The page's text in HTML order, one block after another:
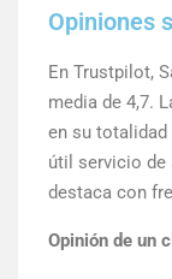
Opiniones
En Trustpilot,
media de 4,7.
en su
útil servicio de
destaca con
Opinión de un